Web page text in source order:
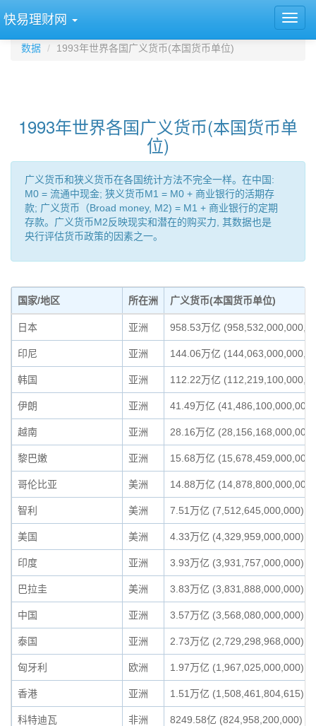
快易理财网
数据 1993年世界各国广义货币(本国货币单位)
1993年世界各国广义货币(本国货币单
位)
广义货币和狭义货币在各国统计方法不完全一样。在中国:
M0 = 流通中现金; 狭义货币M1 = M0 + 商业银行的活期存
款; 广义货币（Broad money, M2) = M1 + 商业银行的定期
存款。广义货币M2反映现实和潜在的购买力, 其数据也是
央行评估货币政策的因素之一。
国家/地区 所在洲 广义货币(本国货币单位)
日本 亚洲 958.53万亿
印尼 亚洲 144.06万亿
韩国 亚洲 112.22万亿
伊朗 亚洲 41.49万亿 (41,486,100,000,000)
越南 亚洲 28.16万亿 (28,156,168,000,000)
黎巴嫩 亚洲 15.68万亿 (15,678,459,000,000)
哥伦比亚 美洲 14.88万亿 (14,878,800,000,000)
智利 美洲 7.51万亿 (7,512,645,000,000)
美国 美洲 4.33万亿 (4,329,959,000,000)
印度 亚洲 3.93万亿 (3,931,757,000,000)
巴拉圭 美洲 3.83万亿 (3,831,888,000,000)
中国 亚洲 3.57万亿 (3,568,080,000,000)
泰国 亚洲 2.73万亿 (2,729,298,968,000)
匈牙利 欧洲 1.97万亿 (1,967,025,000,000)
香港 亚洲 1.51万亿 (1,508,461,804,615)
科特迪瓦 非洲 8249.58亿 (824,958,200,000)